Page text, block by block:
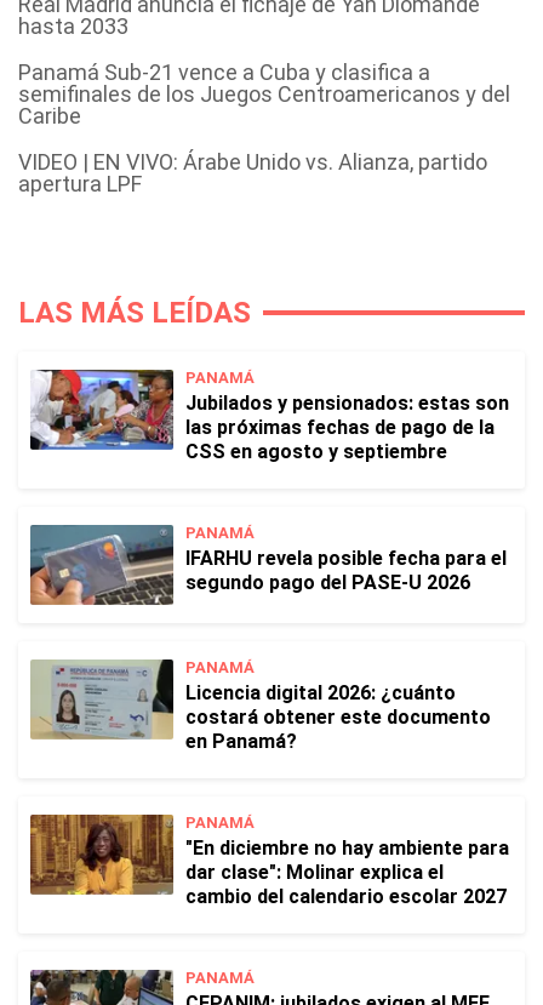
hasta 2033
Panamá Sub-21 vence a Cuba y clasifica a
semifinales de los Juegos Centroamericanos y del
Caribe
VIDEO | EN VIVO: Árabe Unido vs. Alianza, partido
apertura LPF
LAS MÁS LEÍDAS
PANAMÁ
Jubilados y pensionados: estas son
las próximas fechas de pago de la
CSS en agosto y septiembre
PANAMÁ
IFARHU revela posible fecha para el
segundo pago del PASE-U 2026
PANAMÁ
Licencia digital 2026: ¿cuánto
costará obtener este documento
en Panamá?
PANAMÁ
"En diciembre no hay ambiente para
dar clase": Molinar explica el
cambio del calendario escolar 2027
PANAMÁ